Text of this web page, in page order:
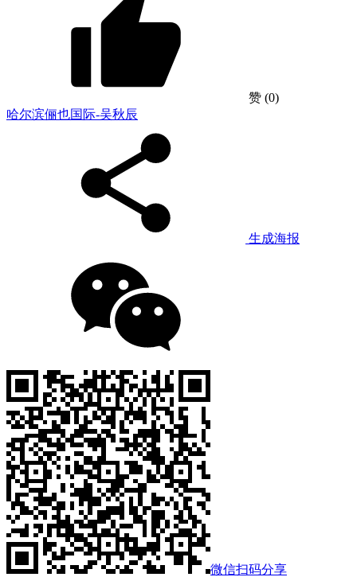
赞 (0)
哈尔滨俪也国际-吴秋辰
生成海报
微信扫码分享